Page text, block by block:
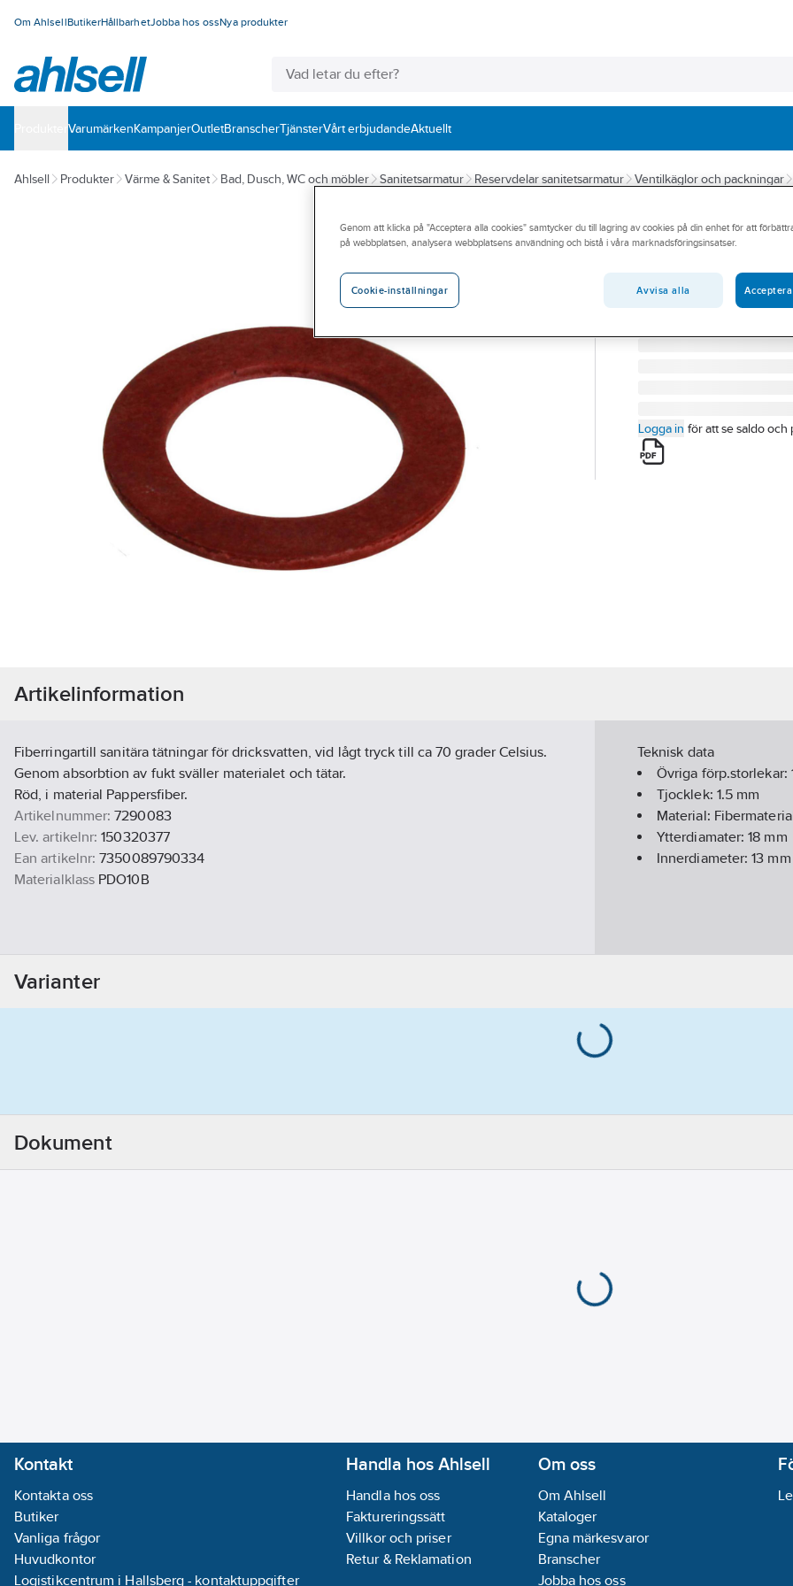
Om AhlsellButikerHållbarhetJobba hos ossNya produkter
VarumärkenKampanjerOutletBranscherTjänsterVårt erbjudandeAktuellt
Ahlsell Produkter Värme & Sanitet Bad, Dusch, WC och möbler Sanitetsarmatur Reservdelar sanitetsarmatur Ventilkäglor och packningar
TUBMAN
Fiberringar för
FIBERPACKNING.
Artikelnummer:
7290083
150320377
Logga in för att se saldo och
Artikelinformation
Fiberringartill sanitära tätningar för dricksvatten, vid lågt tryck till ca 70 grader Celsius.
Genom absorbtion av fukt sväller materialet och tätar.
Röd, i material Pappersfiber.
Artikelnummer: 7290083
Lev. artikelnr: 150320377
Ean artikelnr: 7350089790334
Materialklass PDO10B
Teknisk data
Övriga förp.storlekar:
Tjocklek: 1.5 mm
Material:
Ytterdiamater:18 mm
Innerdiameter:13 mm
Varianter
Dokument
Kontakt
Kontakta oss
Butiker
Vanliga frågor
Huvudkontor
Logistikcentrum i Hallsberg - kontaktuppgifter
Handla hos Ahlsell
Handla hos oss
Faktureringssätt
Villkor och priser
Retur & Reklamation
Om oss
Om Ahlsell
Kataloger
Egna märkesvaror
Branscher
Jobba hos oss
Genom att klicka på "Acceptera alla cookies" samtycker du till lagring av cookies på din enhet för att
på webbplatsen, analysera webbplatsens användning och bistå i våra marknadsföringsinsatser.
Cookie-inställningar Avvisa alla